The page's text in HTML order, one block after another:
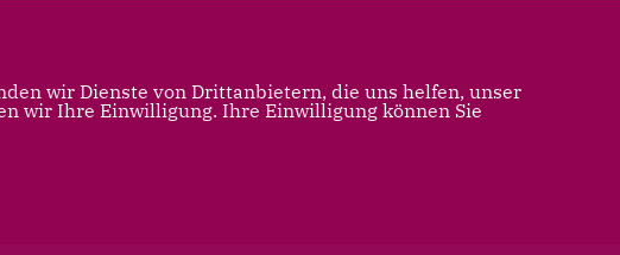
wir Dienste von Drittanbietern, die uns helfen, unser
wir Ihre Einwilligung. Ihre Einwilligung können Sie